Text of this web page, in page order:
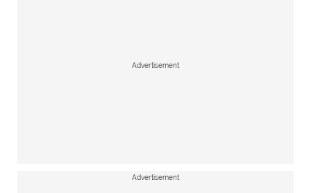
Advertisement
Advertisement